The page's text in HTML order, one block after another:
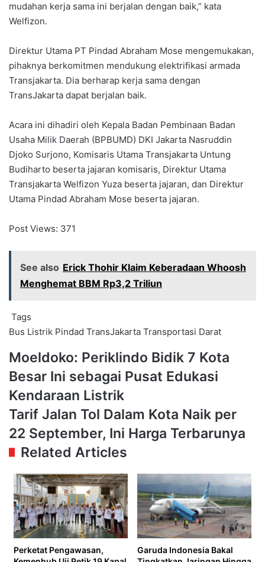
mudahan kerja sama ini berjalan dengan baik,” kata
Welfizon.
Direktur Utama PT Pindad Abraham Mose mengemukakan,
pihaknya berkomitmen mendukung elektrifikasi armada
Transjakarta. Dia berharap kerja sama dengan
TransJakarta dapat berjalan baik.
Acara ini dihadiri oleh Kepala Badan Pembinaan Badan
Usaha Milik Daerah (BPBUMD) DKI Jakarta Nasruddin
Djoko Surjono, Komisaris Utama Transjakarta Untung
Budiharto beserta jajaran komisaris, Direktur Utama
Transjakarta Welfizon Yuza beserta jajaran, dan Direktur
Utama Pindad Abraham Mose beserta jajaran.
Post Views: 371
See also Erick Thohir Klaim Keberadaan Whoosh
Menghemat BBM Rp3,2 Triliun
Tags
Bus Listrik Pindad TransJakarta Transportasi Darat
Moeldoko:
Periklindo
Bidik
7
Kota
Besar
Ini
sebagai
Pusat
Kendaraan
Listrik
Moeldoko: Periklindo Bidik 7 Kota
Besar Ini sebagai Pusat Edukasi
Kendaraan Listrik
Tarif
Jalan
Tol
Dalam
Kota
Naik
per
22
September,
Ini
Harga
Terbarunya
Tarif Jalan Tol Dalam Kota Naik per
22 September, Ini Harga Terbarunya
Related Articles
Perketat Pengawasan,
Garuda Indonesia Bakal